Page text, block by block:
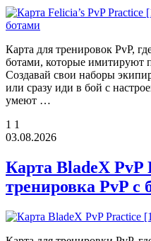
Карта для тренировок PvP,
ботами, которые имитируют
Создавай свои наборы
или сразу иди в бой с
умеют …
1 1
03.08.2026
Карта BladeX
тренировка PvP с